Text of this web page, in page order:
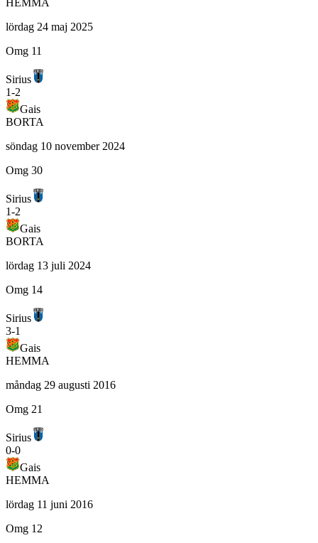
lördag 24 maj 2025
Omg 11
Sirius
1-2
Gais
BORTA
söndag 10 november 2024
Omg 30
Sirius
1-2
Gais
BORTA
lördag 13 juli 2024
Omg 14
Sirius
3-1
Gais
HEMMA
måndag 29 augusti 2016
Omg 21
Sirius
0-0
Gais
HEMMA
lördag 11 juni 2016
Omg 12